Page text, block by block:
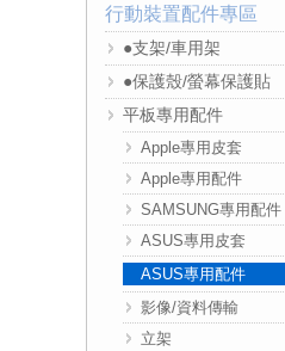
行動裝置配件專區
●支架/車用架
●保護殼/螢幕保護貼
平板專用配件
Apple專用皮套
Apple專用配件
SAMSUNG專用配件
ASUS專用皮套
ASUS專用配件
影像/資料傳輸
立架